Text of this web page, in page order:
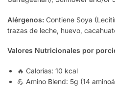
Alérgenos: Contiene Soya
trazas de leche, huevo,
Valores Nutricionales por
🔥 Calorías: 10 kcal
💪 Amino Blend: 5g (14